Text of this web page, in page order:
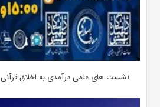
نشست های علمی درآمدی به اخلاق قرآنی